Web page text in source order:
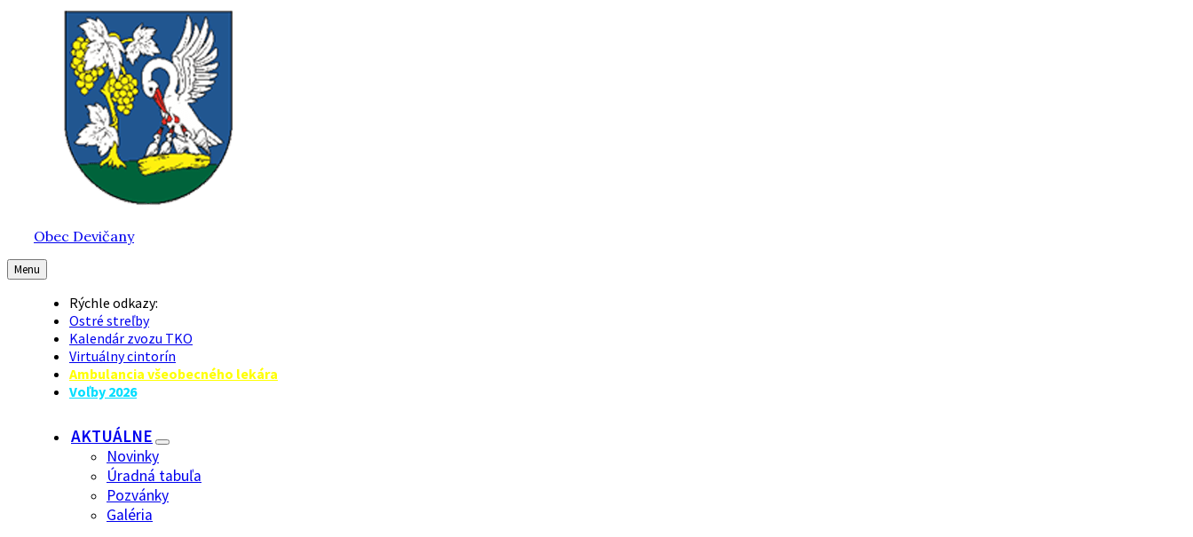
Obec Devičany
Menu
Rýchle odkazy:
Ostré streľby
Kalendár zvozu TKO
Virtuálny cintorín
Ambulancia všeobecného lekára
Voľby 2026
AKTUÁLNE
Novinky
Úradná tabuľa
Pozvánky
Galéria